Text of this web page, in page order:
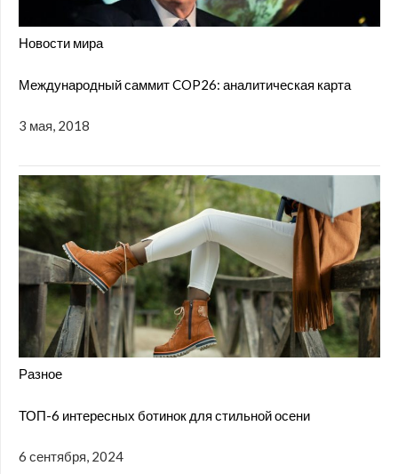
Новости мира
Международный саммит COP26: аналитическая карта
3 мая, 2018
Разное
ТОП-6 интересных ботинок для стильной осени
6 сентября, 2024